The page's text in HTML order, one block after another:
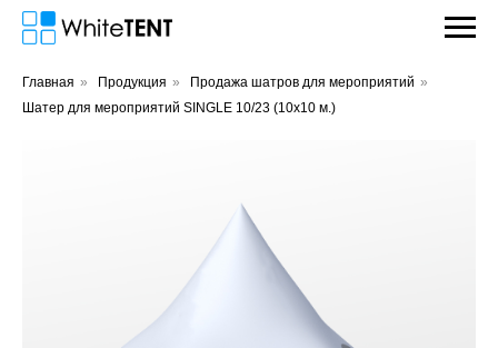
Главная » Продукция » Продажа шатров для мероприятий »
Шатер для мероприятий SINGLE 10/23 (10x10 м.)